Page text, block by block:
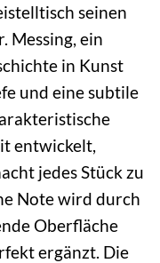
seinen
Messing, ein
in Kunst
und eine subtile
entwickelt,
jedes Stück zu
Note wird durch
Oberfläche
ergänzt. Die